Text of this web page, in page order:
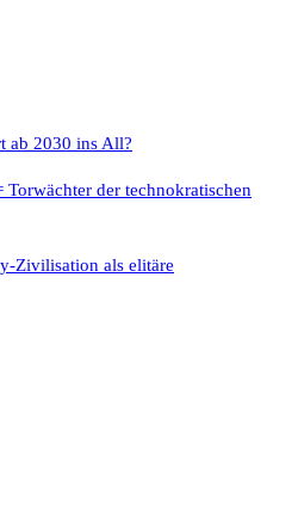
ab 2030 ins All?
Torwächter der technokratischen
Zivilisation als elitäre